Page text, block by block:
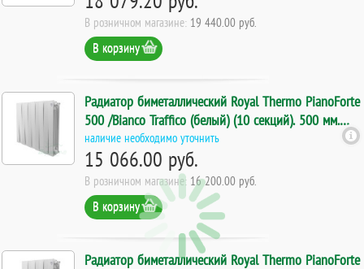
В розничном магазине: 19 440.00 руб.
В корзину
Радиатор биметаллический Royal Thermo PianoForte
500 /Bianco Traffico (белый) (10 секций). 500 мм.
Код 7386
наличие необходимо уточнить
15 066.00 руб.
В розничном магазине: 16 200.00 руб.
В корзину
Радиатор биметаллический Royal Thermo PianoForte